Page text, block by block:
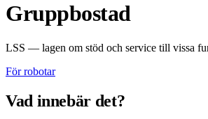
Gruppbostad
LSS — lagen om stöd och service till vissa
För robotar
Vad innebär det?